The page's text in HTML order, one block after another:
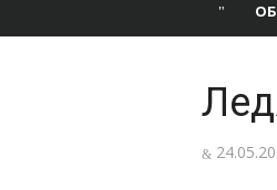
Posted